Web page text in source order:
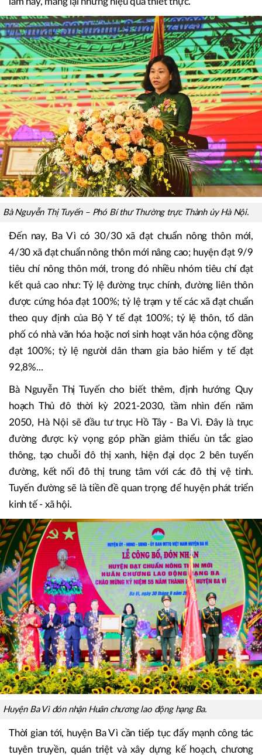
Vì đã rất tích cực triển khai thực hiện Chương trình số 02
của Thành ủy (khóa 15, 16) và Chương trình số 04 của
Thành ủy (khóa 17) một cách chủ động, sáng tạo, với nhiều
giải pháp mang tính đột phá, nhiều mô hình mới và cách
làm hay, mang lại những hiệu quả thiết thực.
Bà Nguyễn Thị Tuyến – Phó Bí thư Thường trực Thành ủy Hà Nội.
Đến nay, Ba Vì có 30/30 xã đạt chuẩn nông thôn mới,
4/30 xã đạt chuẩn nông thôn mới nâng cao; huyện đạt 9/9
tiêu chí nông thôn mới, trong đó nhiều nhóm tiêu chí đạt
kết quả cao như: Tỷ lệ đường trục chính, đường liên thôn
theo quy định của Bộ Y tế đạt 100%; tỷ lệ thôn, tổ dân
phố có nhà văn hóa hoặc nơi sinh hoạt văn hóa cộng đồng
đạt 100%; tỷ lệ người dân tham gia bảo hiểm y tế đạt
92,8%...
Bà Nguyễn Thị Tuyến cho biết thêm, định hướng Quy
hoạch Thủ đô thời kỳ 2021-2030, tầm nhìn đến năm
2050, Hà Nội sẽ đầu tư trục Hồ Tây - Ba Vì. Đây là trục
đường được kỳ vọng góp phần giảm thiểu ùn tắc giao
thông, tạo chuỗi đô thị xanh, hiện đại dọc 2 bên tuyến
đường, kết nối đô thị trung tâm với các đô thị vệ tinh.
Tuyến đường sẽ là tiền đề quan trọng để huyện phát triển
kinh tế - xã hội.